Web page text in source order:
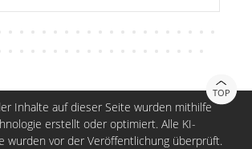
TOP
Inhalte auf dieser Seite wurden mithilfe
erstellt oder optimiert. Alle KI-
wurden vor der Veröffentlichung überprüft.